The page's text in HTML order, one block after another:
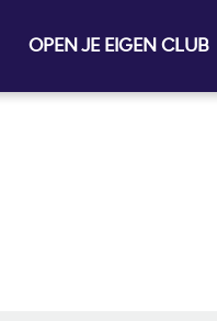
OPEN JE EIGEN CLUB